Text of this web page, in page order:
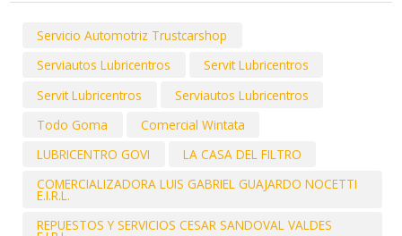
Servicio Automotriz Trustcarshop
Serviautos Lubricentros
Servit Lubricentros
Servit Lubricentros
Serviautos Lubricentros
Todo Goma
Comercial Wintata
LUBRICENTRO GOVI
LA CASA DEL FILTRO
COMERCIALIZADORA LUIS GABRIEL GUAJARDO NOCETTI
E.I.R.L.
REPUESTOS Y SERVICIOS CESAR SANDOVAL VALDES